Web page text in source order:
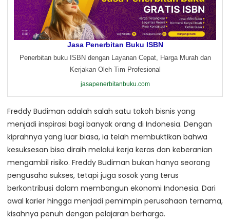
Jasa Penerbitan Buku ISBN
Penerbitan buku ISBN dengan Layanan Cepat, Harga Murah dan
Kerjakan Oleh Tim Profesional
jasapenerbitanbuku.com
Freddy Budiman adalah salah satu tokoh bisnis yang
menjadi inspirasi bagi banyak orang di Indonesia. Dengan
kiprahnya yang luar biasa, ia telah membuktikan bahwa
kesuksesan bisa diraih melalui kerja keras dan keberanian
mengambil risiko. Freddy Budiman bukan hanya seorang
pengusaha sukses, tetapi juga sosok yang terus
berkontribusi dalam membangun ekonomi Indonesia. Dari
awal karier hingga menjadi pemimpin perusahaan ternama,
kisahnya penuh dengan pelajaran berharga.